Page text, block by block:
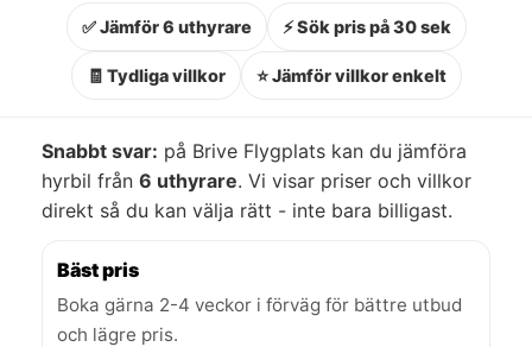
✅ Jämför 6 uthyrare ⚡ Sök pris på 30 sek
🧾 Tydliga villkor ⭐ Jämför villkor enkelt
Snabbt svar: på Brive Flygplats kan du jämföra
hyrbil från 6 uthyrare. Vi visar priser och villkor
direkt så du kan välja rätt - inte bara billigast.
Bäst pris
Boka gärna 2-4 veckor i förväg för bättre utbud
och lägre pris.